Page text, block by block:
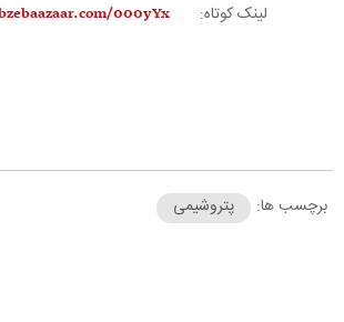
لینک کوتاه:
برچسب ها: پتروشیمی